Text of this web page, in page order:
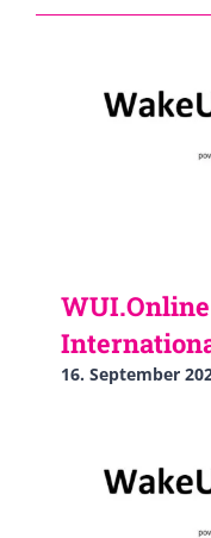
16. September